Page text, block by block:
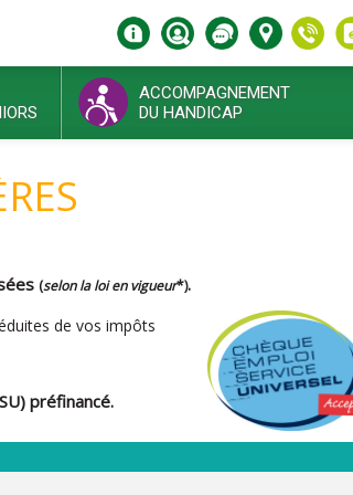
ACCOMPAGNEMENT
DU HANDICAP
(selon la loi en vigueur*).
de vos impôts
préfinancé.